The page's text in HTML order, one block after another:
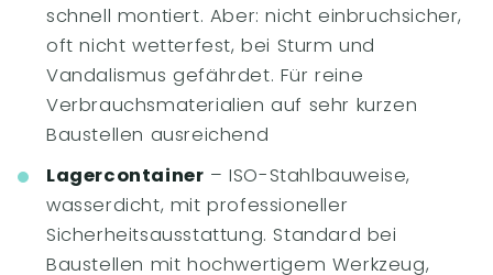
schnell montiert. Aber: nicht einbruchsicher,
oft nicht wetterfest, bei Sturm und
Vandalismus gefährdet. Für reine
Verbrauchsmaterialien auf sehr kurzen
Baustellen ausreichend
Lagercontainer – ISO-Stahlbauweise,
wasserdicht, mit professioneller
Sicherheitsausstattung. Standard bei
Baustellen mit hochwertigem Werkzeug,